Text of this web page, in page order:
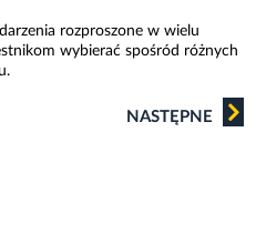
rozproszone w wielu
wybierać spośród różnych
NASTĘPNE